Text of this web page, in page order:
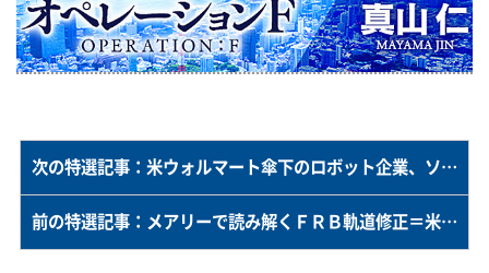
次の特選記事：米ウォルマート傘下のロボット企業、ソフトバンクＧのＳＰＡＣで上場へ
前の特選記事：メアリーで読み解くＦＲＢ軌道修正＝米ＳＦ連銀総裁、「ハト」から「タカ」へ